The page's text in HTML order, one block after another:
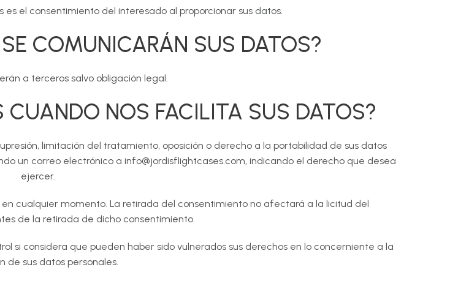
el consentimiento del interesado al proporcionar sus datos.
COMUNICARÁN SUS DATOS?
a terceros salvo obligación legal.
CUANDO NOS FACILITA SUS DATOS?
limitación del tratamiento, oposición o derecho a la portabilidad de sus datos
un correo electrónico a info@jordisflightcases.com, indicando el derecho que desea
ejercer.
cualquier momento. La retirada del consentimiento no afectará a la licitud del
de la retirada de dicho consentimiento.
si considera que pueden haber sido vulnerados sus derechos en lo concerniente a la
de sus datos personales.